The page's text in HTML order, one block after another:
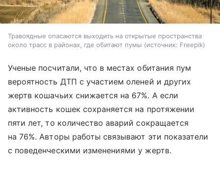
Травоядные опасаются выходить на открытые пространства
около трасс в районах, где обитают пумы
источник: Freepik
Ученые посчитали, что в местах обитания пум
вероятность ДТП с участием оленей и других
жертв кошачьих снижается на 67%. А если
активность кошек сохраняется на протяжении
пяти лет, то количество аварий сокращается
на 76%. Авторы работы связывают эти показатели
с поведенческими изменениями у жертв.